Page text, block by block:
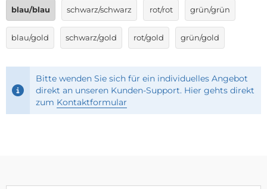
blau/blau schwarz/schwarz rot/rot grün/grün
blau/gold schwarz/gold rot/gold grün/gold
Bitte wenden Sie sich für ein individuelles Angebot
direkt an unseren Kunden-Support. Hier gehts direkt
zum Kontaktformular